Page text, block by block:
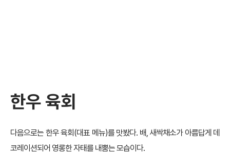
한우 육회
다음으로는 한우 육회(대표 메뉴)를 맛봤다. 배, 새싹채소가 아름답게 데
코레이션되어 영롱한 자태를 내뿜는 모습이다.